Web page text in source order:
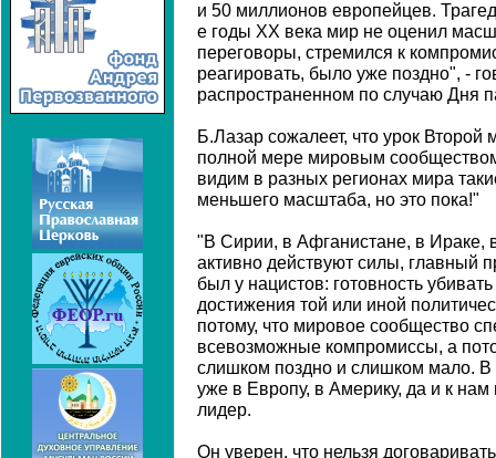
и 50 миллионов европейцев.
е годы ХХ века мир не оценил
переговоры, стремился к
реагировать, было уже поздно", -
распространенном по случаю Дня
Б.Лазар сожалеет, что урок
полной мере мировым
видим в разных регионах мира
меньшего масштаба, но это пока!"
"В Сирии, в Афганистане, в Ираке,
активно действуют силы, главный
был у нацистов: готовность
достижения той или иной
потому, что мировое сообщество
всевозможные компромиссы, а
слишком поздно и слишком мало. В
уже в Европу, в Америку, да и к
лидер.
Он уверен, что нельзя